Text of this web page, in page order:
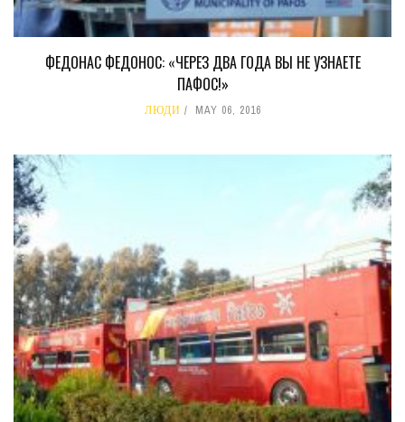
ФЕДОНАС ФЕДОНОС: «ЧЕРЕЗ ДВА ГОДА ВЫ НЕ УЗНАЕТЕ
ПАФОС!»
ЛЮДИ MAY 06, 2016